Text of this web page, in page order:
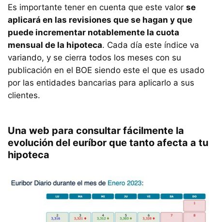
Es importante tener en cuenta que este valor se
aplicará en las revisiones que se hagan y que
puede incrementar notablemente la cuota
mensual de la hipoteca. Cada día este índice va
variando, y se cierra todos los meses con su
publicación en el BOE siendo este el que es usado
por las entidades bancarias para aplicarlo a sus
clientes.
Una web para consultar fácilmente la
evolución del euríbor que tanto afecta a tu
hipoteca